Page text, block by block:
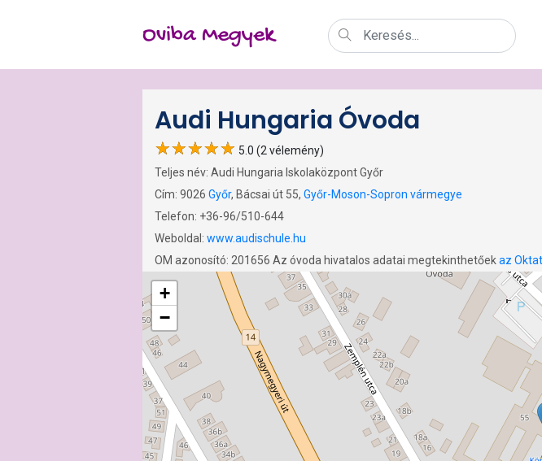
Oviba Megyek
Audi Hungaria Óvoda
5.0 (2 vélemény)
Teljes név: Audi Hungaria Iskolaközpont Győr
Cím: 9026 Győr, Bácsai út 55, Győr-Moson-Sopron vármegye
Telefon: +36-96/510-644
Weboldal: www.audischule.hu
OM azonosító: 201656 Az óvoda hivatalos adatai megtekinthetőekaz
+
−